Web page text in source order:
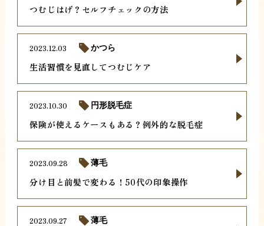
つむじはげ？セルフチェックの方法
生活習慣を見直してつむじケア
2023.12.03 かつら
保険が使えるケースもある？例外的な脱毛症
2023.10.30 円形脱毛症
分け目と前髪で変わる！50代の印象操作
2023.09.28 薄毛
2023.09.27 薄毛